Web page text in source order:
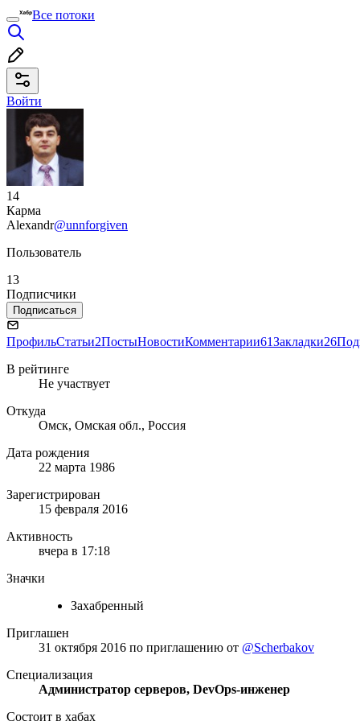
Все потоки
Войти
14
Карма
Alexandr@unnforgiven
Пользователь
13
Подписчики
Подписаться
ПрофильСтатьи2ПостыНовостиКомментарии61Закладки26
В рейтинге
Не участвует
Откуда
Омск, Омская обл., Россия
Дата рождения
22 марта 1986
Зарегистрирован
15 февраля 2016
Активность
вчера в 17:18
Значки
Захабренный
Приглашен
31 октября 2016 по приглашению от @Scherbakov
Специализация
Администратор серверов, DevOps-инженер
Состоит в хабах